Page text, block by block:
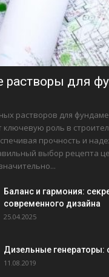
растворы для
растворов для
ключевую роль в
прочность и
выбор рецепта
Баланс и гармония:
современного дизайна
25.04.2025
Дизельные генераторы:
11.08.2019